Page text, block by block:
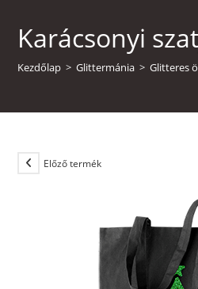
Karácsonyi
Kezdőlap > Glittermánia > Glitteres
Előző termék